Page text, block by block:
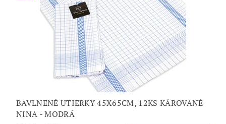
BAVLNENÉ UTIERKY 45X65CM, 12KS KÁROVANÉ
NINA - MODRÁ